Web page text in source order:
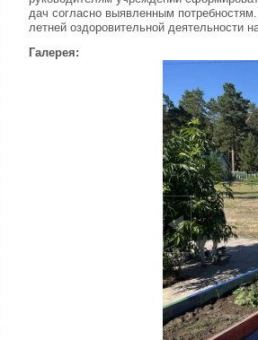
дач согласно выявленным
летней оздоровительной деятельности
Галерея: